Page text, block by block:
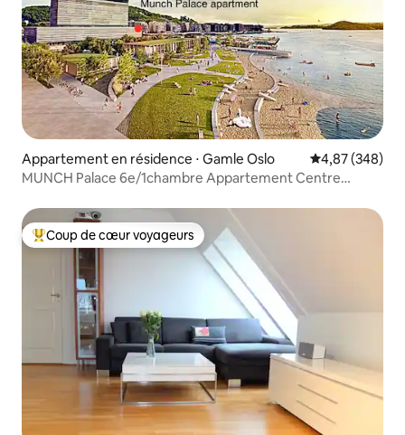
Appartement en résidence ⋅ Gamle Oslo Évaluation
4,87 (348)
MUNCH Palace 6e/1chambre Appartement Centre
Coups de cœur voyageurs les plus appréciés
Coup de cœur voyageurs